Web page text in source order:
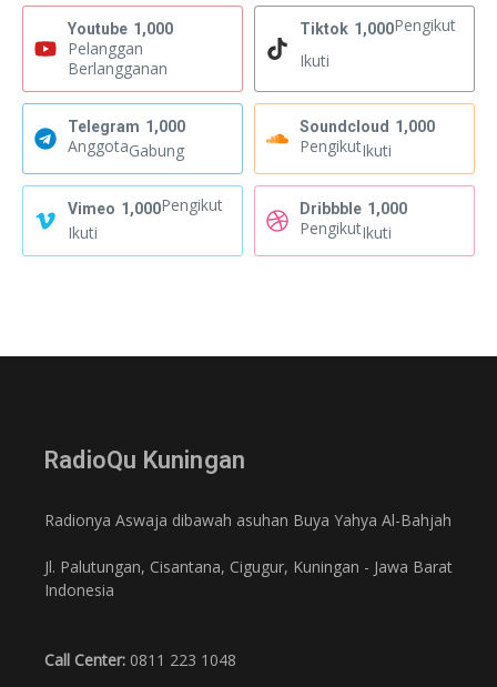
Youtube 1,000
Pelanggan
Berlangganan
Tiktok 1,000Pengikut
Ikuti
Telegram 1,000
AnggotaGabung
Soundcloud 1,000
PengikutIkuti
Vimeo 1,000Pengikut
Ikuti
Dribbble 1,000
PengikutIkuti
RadioQu Kuningan
Radionya Aswaja dibawah asuhan Buya Yahya Al-Bahjah
Jl. Palutungan, Cisantana, Cigugur, Kuningan - Jawa Barat
Indonesia
Call Center: 0811 223 1048